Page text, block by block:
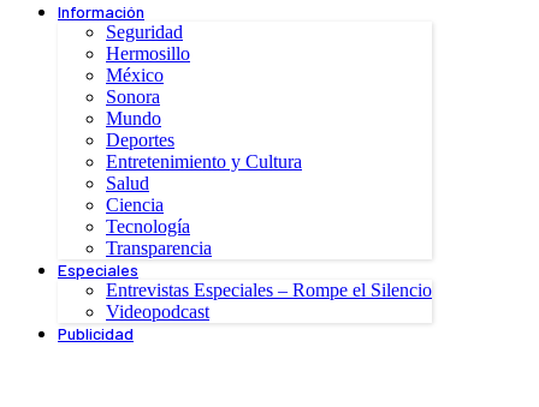
Información
Seguridad
Hermosillo
México
Sonora
Mundo
Deportes
Entretenimiento y Cultura
Salud
Ciencia
Tecnología
Transparencia
Especiales
Entrevistas Especiales – Rompe el Silencio
Videopodcast
Publicidad